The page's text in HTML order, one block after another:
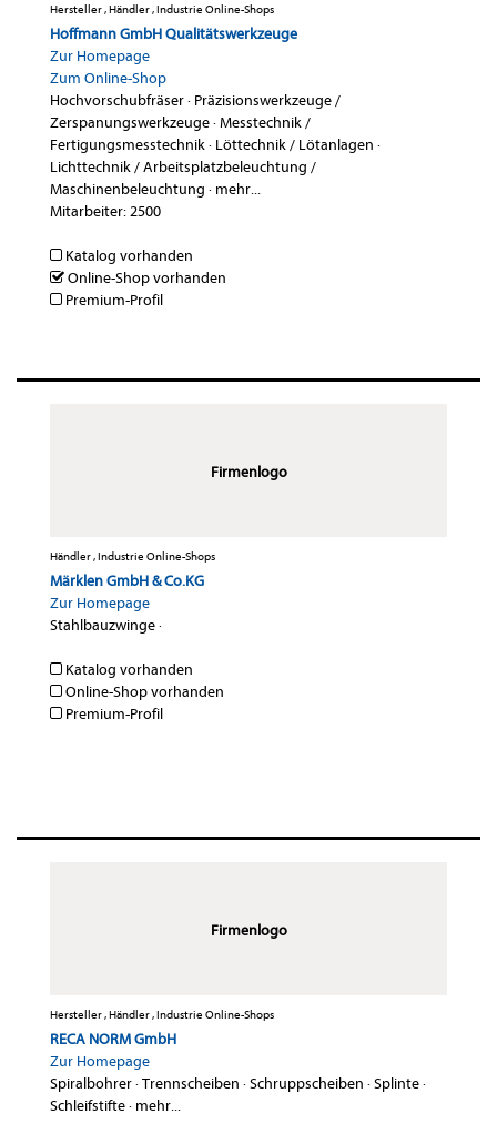
Hersteller , Händler , Industrie Online-Shops
Hoffmann GmbH Qualitätswerkzeuge
Zur Homepage
Zum Online-Shop
Hochvorschubfräser· Präzisionswerkzeuge /
Zerspanungswerkzeuge·Messtechnik /
Fertigungsmesstechnik· Löttechnik / Lötanlagen ·
Lichttechnik / Arbeitsplatzbeleuchtung /
Maschinenbeleuchtung · mehr...
Mitarbeiter: 2500
Katalog vorhanden
Online-Shop vorhanden
Premium-Profil
Firmenlogo
Händler , Industrie Online-Shops
Märklen GmbH & Co.KG
Zur Homepage
Stahlbauzwinge·
Katalog vorhanden
Online-Shop vorhanden
Premium-Profil
Firmenlogo
Hersteller , Händler , Industrie Online-Shops
RECA NORM GmbH
Zur Homepage
Spiralbohrer·Trennscheiben ·Schruppscheiben ·Splinte·
Schleifstifte· mehr...